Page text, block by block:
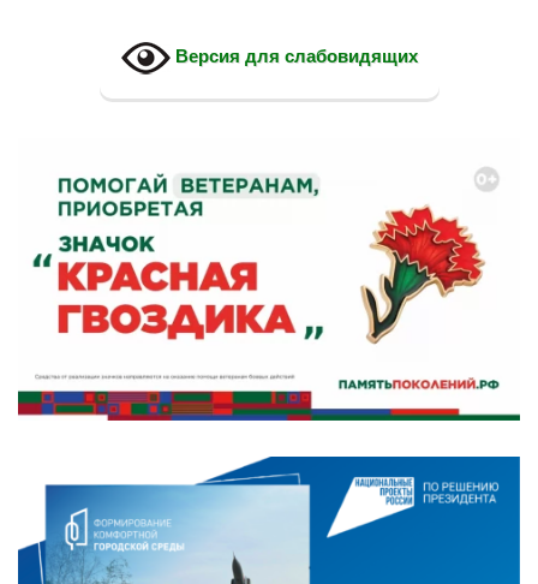
Версия для слабовидящих